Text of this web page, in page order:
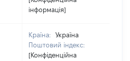
інформація]
Країна:
Україна
Поштовий індекс:
[Конфіденційна